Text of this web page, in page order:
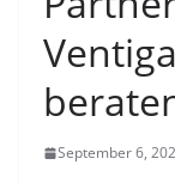
September 6,